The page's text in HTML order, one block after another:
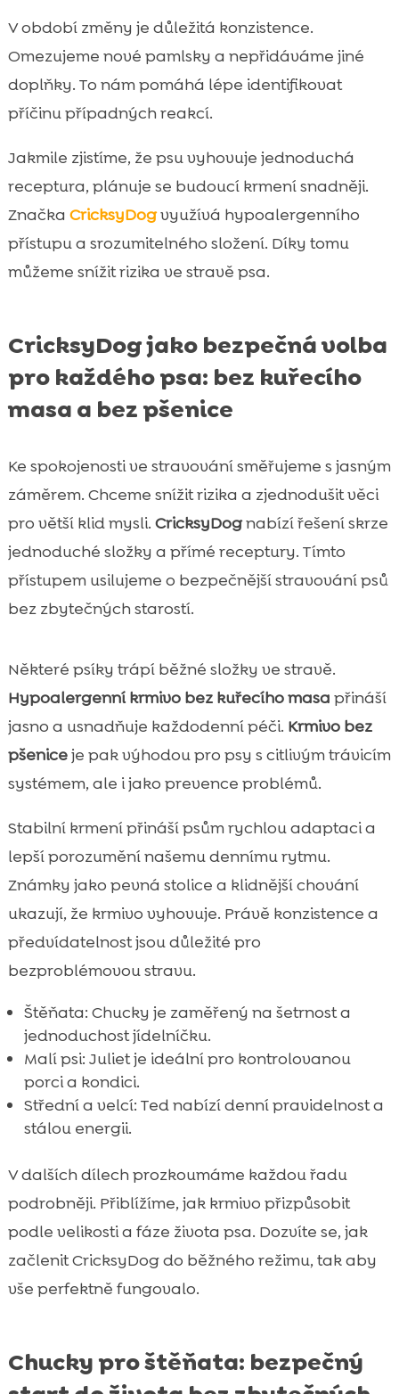
V období změny je důležitá konzistence.
Omezujeme nové pamlsky a nepřidáváme jiné
doplňky. To nám pomáhá lépe identifikovat
příčinu případných reakcí.
Jakmile zjistíme, že psu vyhovuje jednoduchá
receptura, plánuje se budoucí krmení snadněji.
Značka CricksyDogvyužívá hypoalergenního
přístupu a srozumitelného složení. Díky tomu
můžeme snížit rizika ve stravě psa.
CricksyDog jako bezpečná volba
pro každého psa: bez kuřecího
masa a bez pšenice
Ke spokojenosti ve stravování směřujeme s jasným
záměrem. Chceme snížit rizika a zjednodušit věci
pro větší klid mysli. CricksyDognabízí řešení skrze
jednoduché složky a přímé receptury. Tímto
přístupem usilujeme o bezpečnější stravování psů
bez zbytečných starostí.
Některé psíky trápí běžné složky ve stravě.
Hypoalergenní krmivo bez kuřecího masa přináší
jasno a usnadňuje každodenní péči. Krmivo bez
pšeniceje pak výhodou pro psy s citlivým trávicím
systémem, ale i jako prevence problémů.
Stabilní krmení přináší psům rychlou adaptaci a
lepší porozumění našemu dennímu rytmu.
Známky jako pevná stolice a klidnější chování
ukazují, že krmivo vyhovuje. Právě konzistence a
předvídatelnost jsou důležité pro
bezproblémovou stravu.
Štěňata: Chucky je zaměřený na šetrnost a
jednoduchost jídelníčku.
Malí psi: Juliet je ideální pro kontrolovanou
porci a kondici.
Střední a velcí: Ted nabízí denní pravidelnost a
stálou energii.
V dalších dílech prozkoumáme každou řadu
podrobněji. Přiblížíme, jak krmivo přizpůsobit
podle velikosti a fáze života psa. Dozvíte se, jak
začlenit CricksyDog do běžného režimu, tak aby
vše perfektně fungovalo.
Chucky pro štěňata: bezpečný